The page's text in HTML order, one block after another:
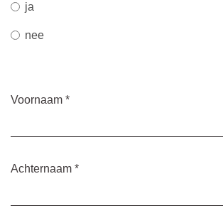
ja
nee
Voornaam *
Achternaam *